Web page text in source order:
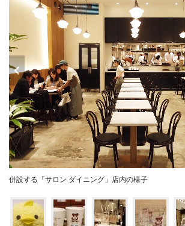
併設する「サロン ダイニング」店内の様子